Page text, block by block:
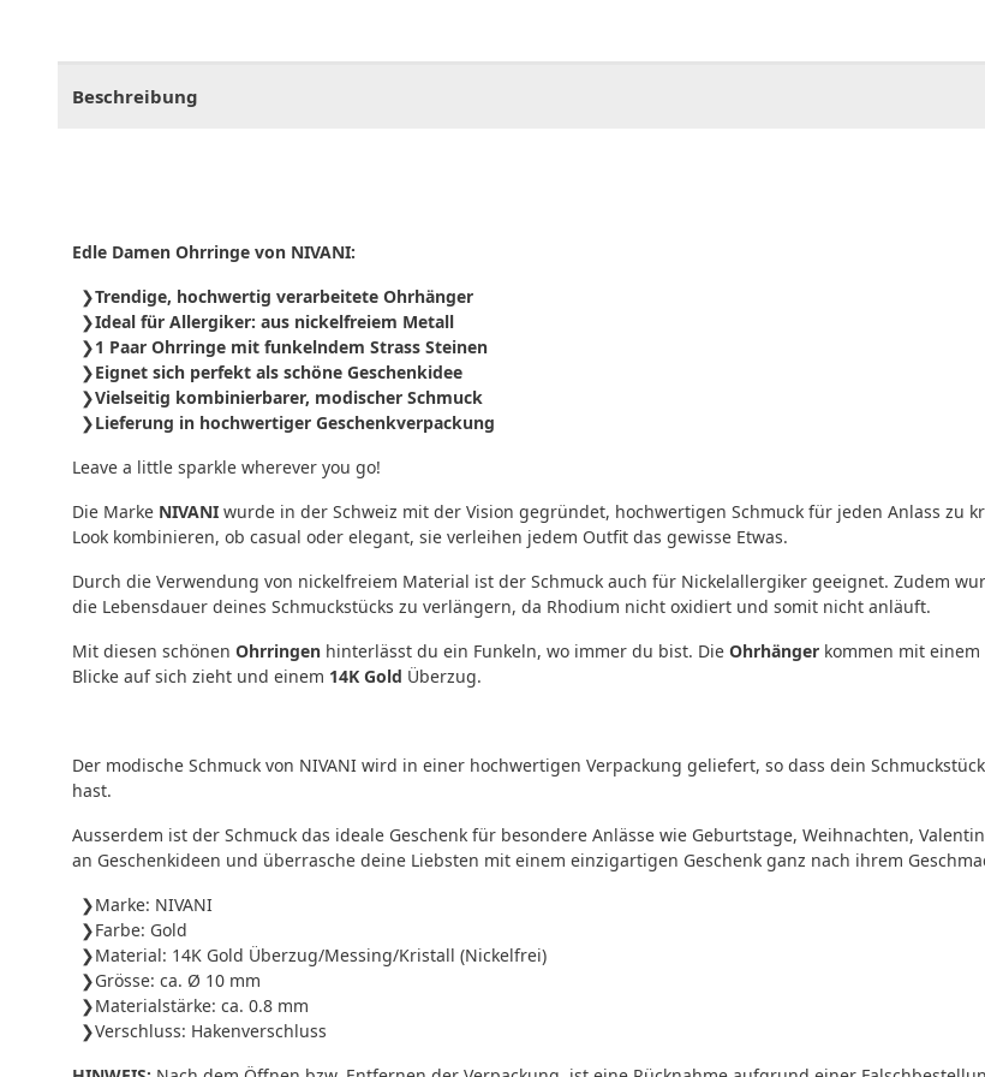
Beschreibung
Edle Damen Ohrringe von NIVANI:
Trendige, hochwertig verarbeitete Ohrhänger
Ideal für Allergiker: aus nickelfreiem Metall
1 Paar Ohrringe mit funkelndem Strass Steinen
Eignet sich perfekt als schöne Geschenkidee
Vielseitig kombinierbarer, modischer Schmuck
Lieferung in hochwertiger Geschenkverpackung
Leave a little sparkle wherever you go!
Die Marke NIVANI wurde in der Schweiz mit der Vision gegründet, hochwertigen Schmuck für jeden Anlass zu
Look kombinieren, ob casual oder elegant, sie verleihen jedem Outfit das gewisse Etwas.
Durch die Verwendung von nickelfreiem Material ist der Schmuck auch für Nickelallergiker geeignet. Zudem
die Lebensdauer deines Schmuckstücks zu verlängern, da Rhodium nicht oxidiert und somit nicht anläuft.
Mit diesen schönen Ohrringen hinterlässt du ein Funkeln, wo immer du bist. Die Ohrhänger kommen mit
Blicke auf sich zieht und einem 14K Gold Überzug.
Der modische Schmuck von NIVANI wird in einer hochwertigen Verpackung geliefert, so dass dein
hast.
Ausserdem ist der Schmuck das ideale Geschenk für besondere Anlässe wie Geburtstage, Weihnachten,
an Geschenkideen und überrasche deine Liebsten mit einem einzigartigen Geschenk ganz nach ihrem
Marke: NIVANI
Farbe: Gold
Material: 14K Gold Überzug/Messing/Kristall (Nickelfrei)
Grösse: ca. Ø 10 mm
Materialstärke: ca. 0.8 mm
Verschluss: Hakenverschluss